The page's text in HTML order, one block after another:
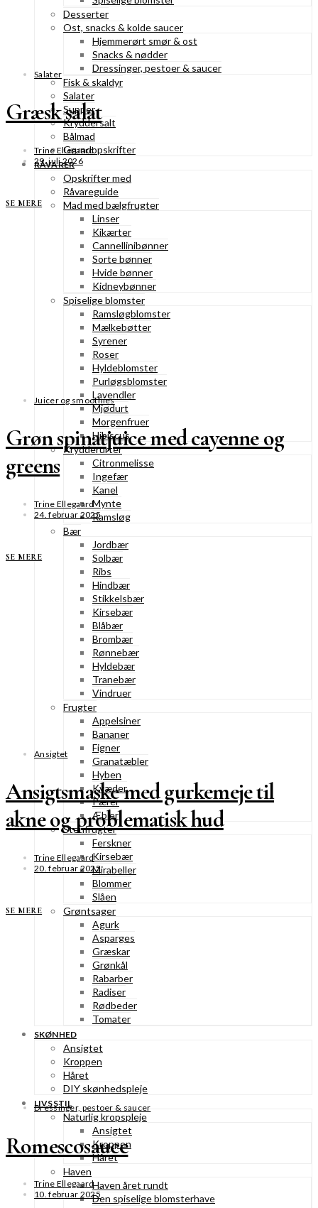
Desserter
Ost, snacks & kolde saucer
Hjemmerørt smør & ost
Snacks & nødder
Dressinger, pestoer & saucer
Fisk & skaldyr
Salater
Supper
Kryddersalt
Bålmad
Grundopskrifter
RÅVARER
Opskrifter med
Råvareguide
Mad med bælgfrugter
Linser
Kikærter
Cannellinibønner
Sorte bønner
Hvide bønner
Kidneybønner
Spiselige blomster
Ramsløgblomster
Mælkebøtter
Syrener
Roser
Hyldeblomster
Purløgsblomster
Lavendler
Mjødurt
Morgenfruer
Hibiscus
Krydderurter
Citronmelisse
Ingefær
Kanel
Mynte
Ramsløg
Bær
Jordbær
Solbær
Ribs
Hindbær
Stikkelsbær
Kirsebær
Blåbær
Brombær
Rønnebær
Hyldebær
Tranebær
Vindruer
Frugter
Appelsiner
Bananer
Figner
Granatæbler
Hyben
Kvæder
Pærer
Æbler
Stenfrugter
Ferskner
Kirsebær
Mirabeller
Blommer
Slåen
Grøntsager
Agurk
Asparges
Græskar
Grønkål
Rabarber
Radiser
Rødbeder
Tomater
SKØNHED
Ansigtet
Kroppen
Håret
DIY skønhedspleje
LIVSSTIL
Naturlig kropspleje
Ansigtet
Kroppen
Håret
Haven
Haven året rundt
Den spiselige blomsterhave
Salater
Græsk salat
Trine Ellegaard
29. juli 2026
SE MERE
Juicer og smoothies
Grøn spinatjuice med cayenne og
greens
Trine Ellegaard
24. februar 2025
SE MERE
Ansigtet
Ansigtsmaske med gurkemeje til
akne og problematisk hud
Trine Ellegaard
20. februar 2025
SE MERE
Dressinger, pestoer & saucer
Romescosauce
Trine Ellegaard
10. februar 2025